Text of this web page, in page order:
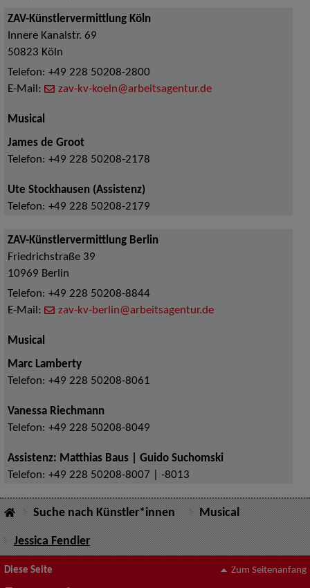
ZAV-Künstlervermittlung Köln
Innere Kanalstr. 69
50823 Köln
Telefon: +49 228 50208-2800
E-Mail:
zav-kv-koeln@arbeitsagentur.de
Musical
James de Groot
Telefon: +49 228 50208-2178
Ute Stockhausen (Assistenz)
Telefon: +49 228 50208-2179
ZAV-Künstlervermittlung Berlin
Friedrichstraße 39
10969 Berlin
Telefon: +49 228 50208-8844
E-Mail:
zav-kv-berlin@arbeitsagentur.de
Musical
Marc Lamberty
Telefon: +49 228 50208-8061
Vanessa Riechmann
Telefon: +49 228 50208-8049
Assistenz: Matthias Baus | Guido Suchomski
Telefon: +49 228 50208-8007 | -8013
Suche nach Künstler*innen Musical
Jessica Fendler
Diese Seite Zum Seitenanfang